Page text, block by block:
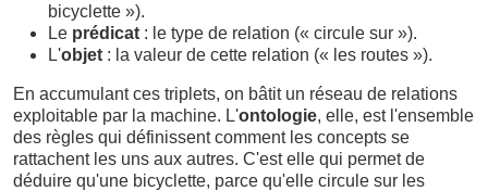
bicyclette »).
Le prédicat : le type de relation (« circule sur »).
L'objet : la valeur de cette relation (« les routes »).
En accumulant ces triplets, on bâtit un réseau de relations
exploitable par la machine. L'ontologie, elle, est l'ensemble
des règles qui définissent comment les concepts se
rattachent les uns aux autres. C'est elle qui permet de
déduire qu'une bicyclette, parce qu'elle circule sur les